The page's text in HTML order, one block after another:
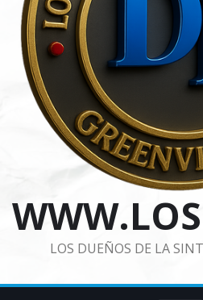
LOS DUEÑOS DE LA